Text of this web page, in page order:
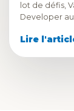
lot de défis,
Developer
Lire